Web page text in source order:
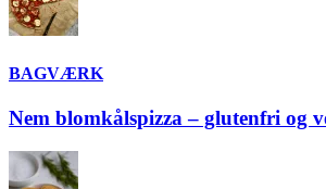
BAGVÆRK
Nem blomkålspizza – glutenfri og